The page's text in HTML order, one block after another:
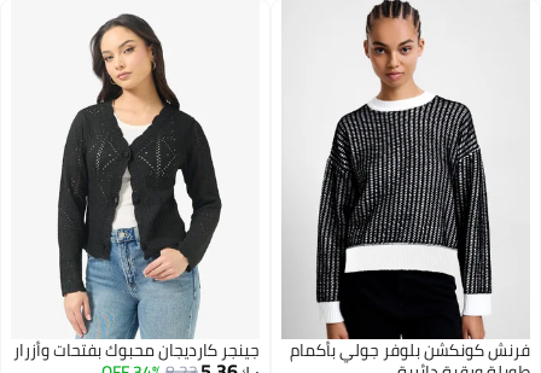
فرنش كونكشن بلوفر جولي بأكمام جينجر كارديجان محبوك بفتحات وأزرار